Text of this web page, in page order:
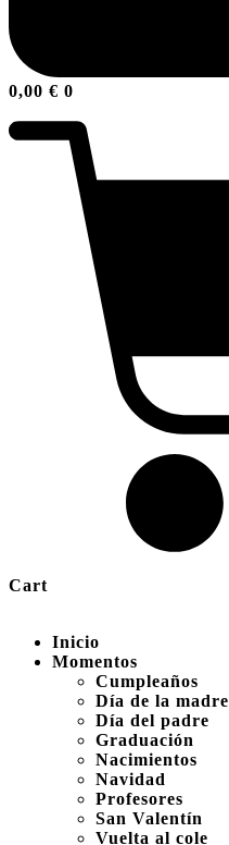
0,00 € 0
Cart
Inicio
Momentos
Cumpleaños
Día de la madre
Día del padre
Graduación
Nacimientos
Navidad
Profesores
San Valentín
Vuelta al cole